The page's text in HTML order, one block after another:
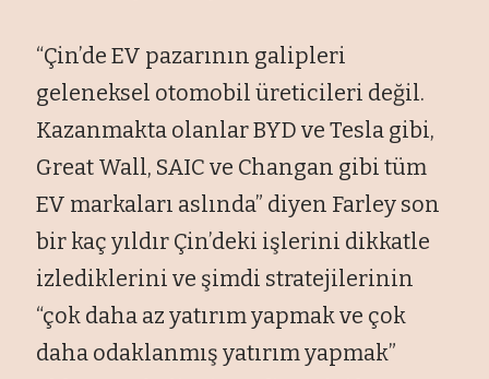
“Çin’de EV pazarının galipleri
geleneksel otomobil üreticileri değil.
Kazanmakta olanlar BYD ve Tesla gibi,
Great Wall, SAIC ve Changan gibi tüm
EV markaları aslında” diyen Farley son
bir kaç yıldır Çin’deki işlerini dikkatle
izlediklerini ve şimdi stratejilerinin
“çok daha az yatırım yapmak ve çok
daha odaklanmış yatırım yapmak”